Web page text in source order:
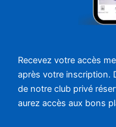
Recevez votre accès
après votre inscription.
de notre club privé
aurez accès aux bons